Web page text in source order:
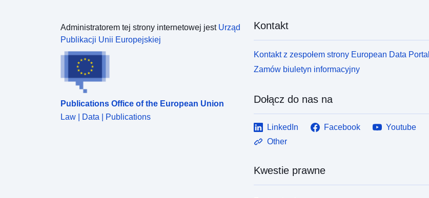
Administratorem tej strony internetowej jest Urząd
Publikacji Unii Europejskiej
Publications Office of the European Union
Law | Data | Publications
Kontakt
Kontakt z zespołem strony European Data Portal
Zamów biuletyn informacyjny
Dołącz do nas na
LinkedIn Facebook
Youtube
Other
Kwestie prawne